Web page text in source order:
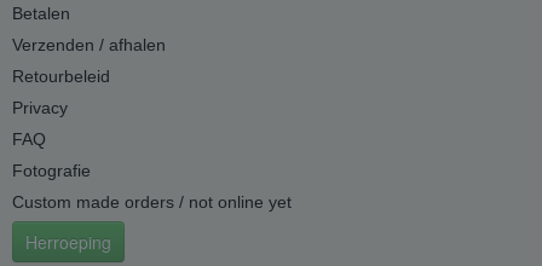
Betalen
Verzenden / afhalen
Retourbeleid
Privacy
FAQ
Fotografie
Custom made orders / not online yet
Herroeping